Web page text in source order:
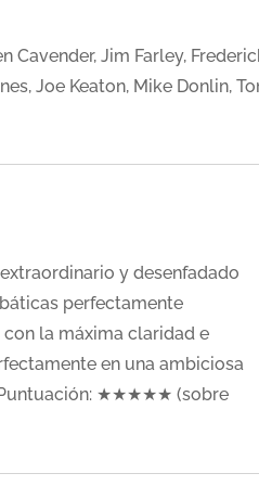
Cavender, Jim Farley,
Joe Keaton, Mike Donlin,
y desenfadado
perfectamente
la máxima claridad e
en una ambiciosa
Puntuación: ★★★★★ (sobre